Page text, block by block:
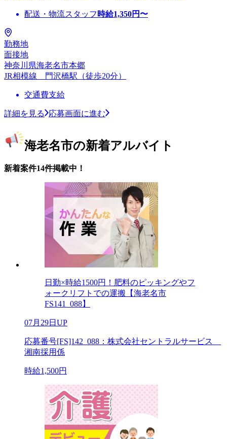
配送・物流スタッフ 時給1,350円〜
勤務地
面接地
神奈川県海老名市本郷
JR相模線 門沢橋駅（徒歩20分）
交通費支給
詳細を見る 応募画面に進む
海老名市の新着アルバイト
新着案件14件掲載中！
日勤×時給1500円！肥料のピッキングやフ
ォークリフトでの運搬【海老名市
FS141_088】
07月29日UP
応募番号[FS]142_088：株式会社セントラルサービス
湘南採用係
時給1,500円